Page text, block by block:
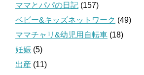
ママとパパの日記 (157)
ベビー&キッズネットワーク (49)
ママチャリ&幼児用自転車 (18)
妊娠 (5)
出産 (11)